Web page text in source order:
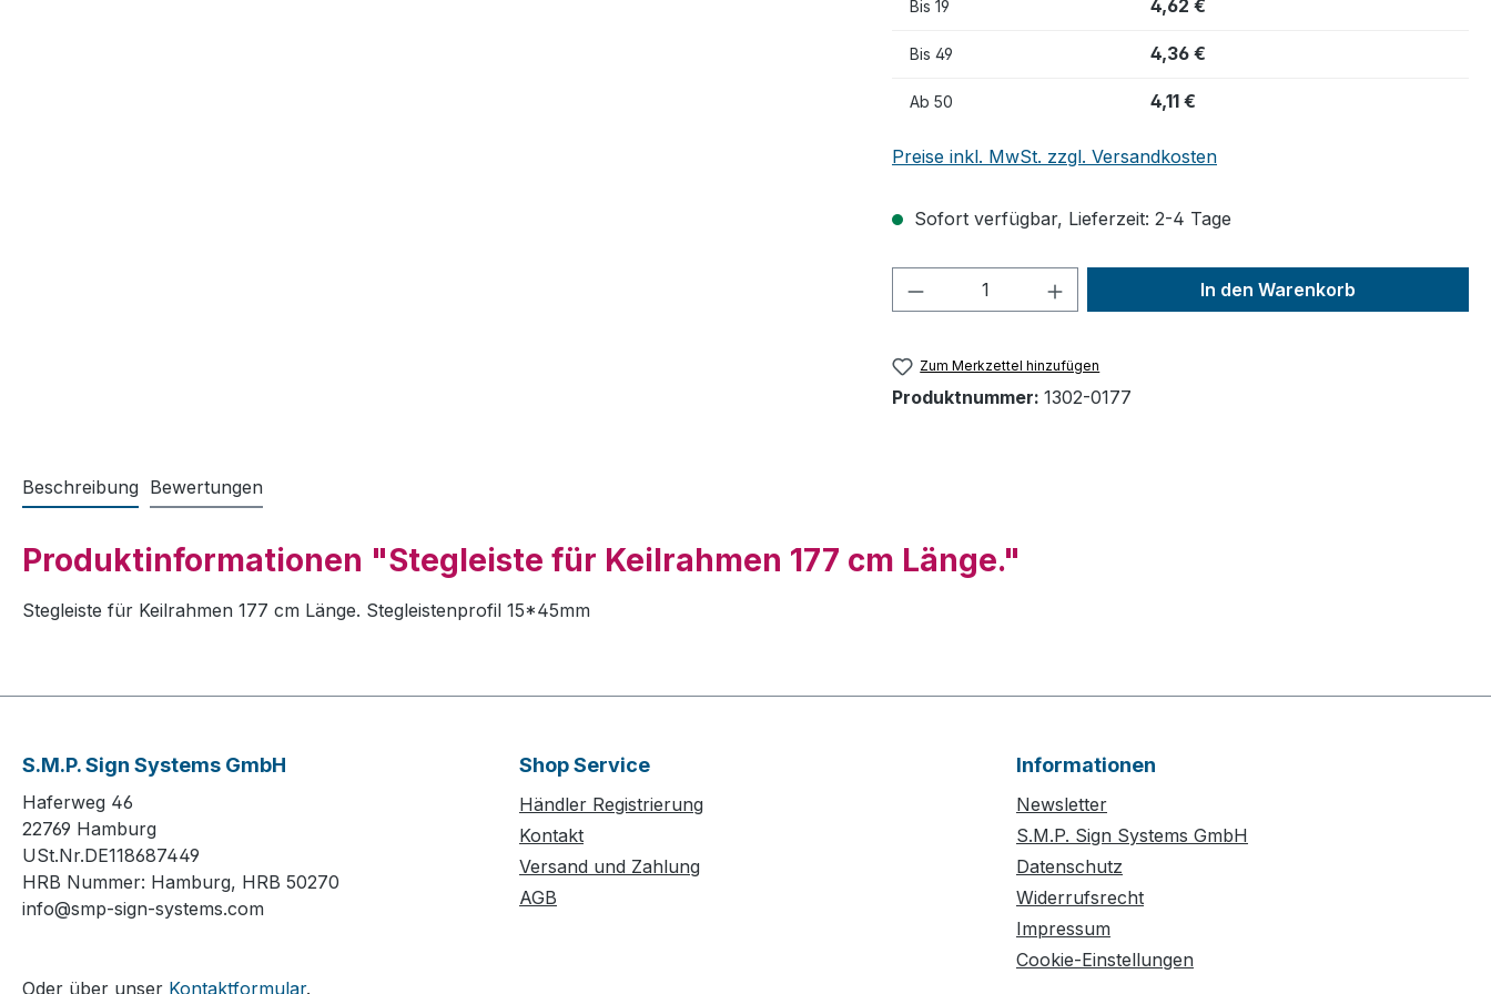
Bis 19 4,62 €
Bis 49 4,36 €
Ab 50 4,11 €
Preise inkl. MwSt. zzgl. Versandkosten
Sofort verfügbar, Lieferzeit: 2-4 Tage
Produkt Anzahl: Gib den gewünschten Wert
In den Warenkorb
Zum Merkzettel hinzufügen
Produktnummer: 1302-0177
Beschreibung Bewertungen
Produktinformationen "Stegleiste für Keilrahmen 177 cm Länge."
Stegleiste für Keilrahmen 177 cm Länge. Stegleistenprofil 15*45mm
S.M.P. Sign Systems GmbH
Haferweg 46
22769 Hamburg
USt.Nr.DE118687449
HRB Nummer: Hamburg, HRB 50270
info@smp-sign-systems.com
Oder über unser Kontaktformular.
Shop Service
Händler Registrierung
Kontakt
Versand und Zahlung
AGB
Informationen
Newsletter
S.M.P. Sign Systems GmbH
Datenschutz
Widerrufsrecht
Impressum
Cookie-Einstellungen